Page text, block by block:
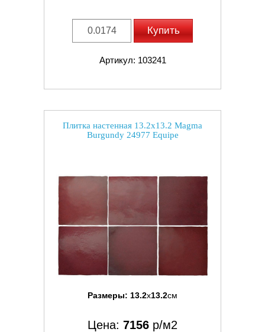
Купить
Артикул: 103241
Плитка настенная 13.2x13.2 Magma
Burgundy 24977 Equipe
Размеры: 13.2x13.2см
Цена: 7156 р/м2